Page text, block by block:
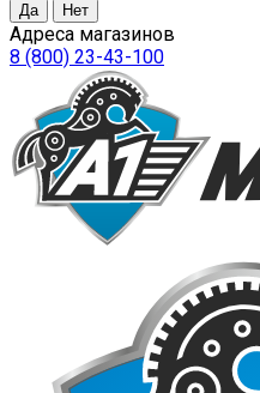
Адреса магазинов
8 (800) 23-43-100